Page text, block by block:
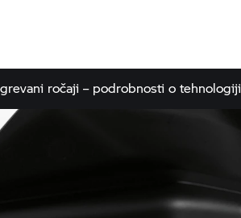
ročaji – podrobnosti o tehnologiji